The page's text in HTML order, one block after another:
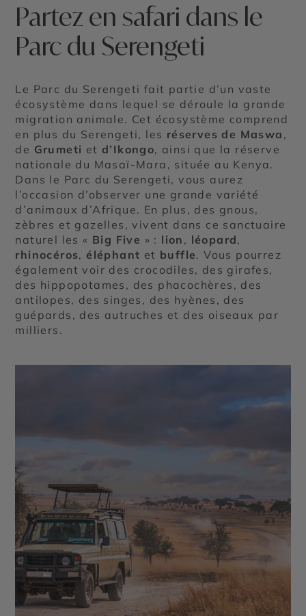
Partez en safari dans le
Parc du Serengeti
Le Parc du Serengeti fait partie d’un vaste
écosystème dans lequel se déroule la grande
migration animale. Cet écosystème comprend
en plus du Serengeti, les réserves de Maswa ,
de Grumeti et d’Ikongo, ainsi que la réserve
nationale du Masaï-Mara, située au Kenya.
Dans le Parc du Serengeti, vous aurez
l’occasion d’observer une grande variété
d’animaux d’Afrique. En plus, des gnous,
zèbres et gazelles, vivent dans ce sanctuaire
naturel les « Big Five » : lion , léopard,
rhinocéros, éléphant et buffle. Vous pourrez
également voir des crocodiles, des girafes,
des hippopotames, des phacochères, des
antilopes, des singes, des hyènes, des
guépards, des autruches et des oiseaux par
milliers.